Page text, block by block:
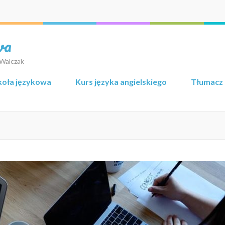
językowa Kurs języka angielskiego